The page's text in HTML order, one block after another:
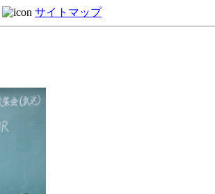
サイトマップ